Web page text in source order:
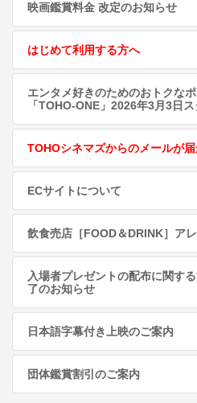
映画鑑賞料金 改定のお知らせ
はじめて利用する方へ
エンタメ好きのためのおトクな
「TOHO-ONE」2026年3月3日ス
TOHOシネマズからのメールが
ECサイトについて
飲食売店［FOOD＆DRINK］ア
入場者プレゼントの配布に関す
了のお知らせ
日本語字幕付き上映のご案内
団体鑑賞割引のご案内